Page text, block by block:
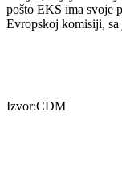
pošto EKS ima svoje
Evropskoj komisiji, sa
Izvor:CDM